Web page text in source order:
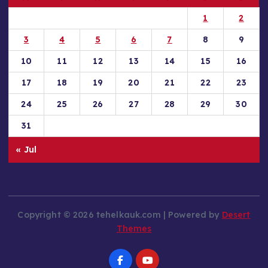
1
2
3
4 5 6 7 8
9
10
11 12 13 14 15
16
17
18 19 20 21 22
23
24
25 26 27 28 29
30
31
« Jul
Copyright © 2026 tehelkauk.com | Powered by Desert
Themes